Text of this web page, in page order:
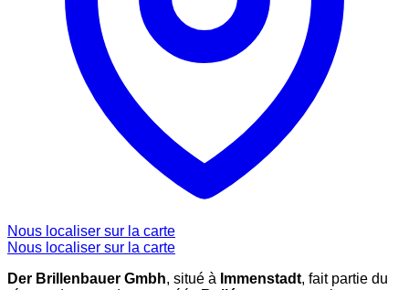
Nous localiser sur la carte
Nous localiser sur la carte
Der Brillenbauer Gmbh, situé à Immenstadt, fait partie du